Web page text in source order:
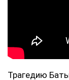
Трагедию